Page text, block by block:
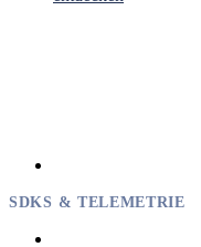
SDKS & TELEMETRIE